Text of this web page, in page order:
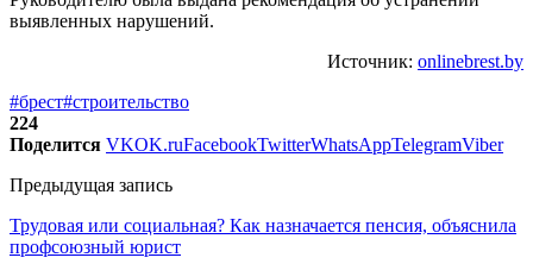
выявленных нарушений.
Источник: onlinebrest.by
#брест#строительство
224
Поделится VKOK.ruFacebookTwitterWhatsAppTelegramViber
Предыдущая запись
Трудовая или социальная? Как назначается пенсия, объяснила
профсоюзный юрист